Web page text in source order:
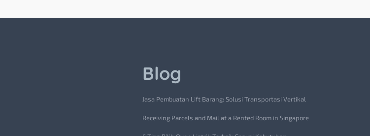
Blog
Jasa Pembuatan Lift Barang: Solusi Transportasi Vertikal
Receiving Parcels and Mail at a Rented Room in Singapore